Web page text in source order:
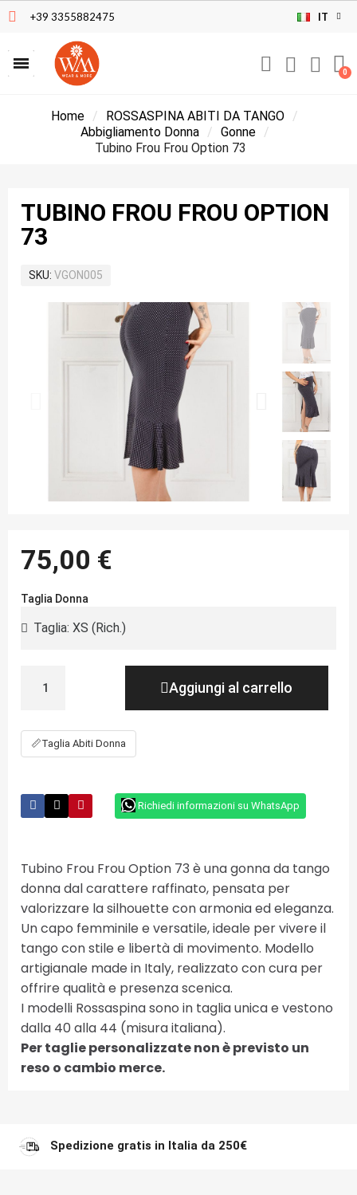
+39 3355882475 IT
Home
ROSSASPINA ABITI DA TANGO
Abbigliamento Donna
Gonne
Tubino Frou Frou Option 73
TUBINO FROU FROU OPTION
73
SKU VGON005
75,00 €
Taglia Donna
Aggiungi al carrello
📏Taglia Abiti Donna
Richiedi informazioni su WhatsApp
Tubino Frou Frou Option 73 è una gonna da tango
donna dal carattere raffinato, pensata per
valorizzare la silhouette con armonia ed eleganza.
Un capo femminile e versatile, ideale per vivere il
tango con stile e libertà di movimento. Modello
artigianale made in Italy, realizzato con cura per
offrire qualità e presenza scenica.
I modelli Rossaspina sono in taglia unica e vestono
dalla 40 alla 44 (misura italiana).
Per taglie personalizzate non è previsto un
reso o cambio merce.
Spedizione gratis in Italia da 250€